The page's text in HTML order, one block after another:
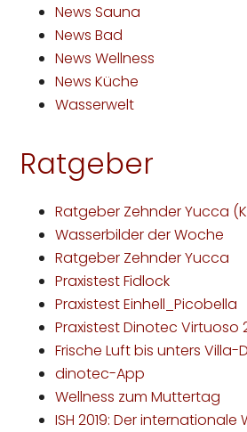
News Sauna
News Bad
News Wellness
News Küche
Wasserwelt
Ratgeber
Ratgeber Zehnder Yucca
Wasserbilder der Woche
Ratgeber Zehnder Yucca
Praxistest Fidlock
Praxistest Einhell_Picobella
Praxistest Dinotec Virtuoso
Frische Luft bis unters Villa-
dinotec-App
Wellness zum Muttertag
ISH 2019: Der